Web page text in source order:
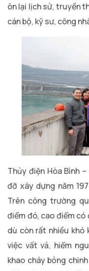
ôn lại lịch sử, truyền
cán bộ, kỹ sư, công
Thủy điện Hòa Bình
đỡ xây dựng năm
Trên công trường
điểm đó, cao điểm có
dù còn rất nhiều khó
việc vất vả, hiểm
khao cháy bỏng